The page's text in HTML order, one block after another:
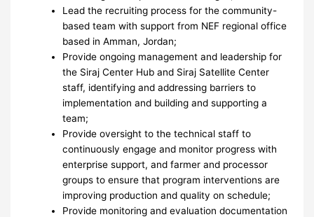
Lead the recruiting process for the community-
based team with support from NEF regional office
based in Amman, Jordan;
Provide ongoing management and leadership for
the Siraj Center Hub and Siraj Satellite Center
staff, identifying and addressing barriers to
implementation and building and supporting a
team;
Provide oversight to the technical staff to
continuously engage and monitor progress with
enterprise support, and farmer and processor
groups to ensure that program interventions are
improving production and quality on schedule;
Provide monitoring and evaluation documentation